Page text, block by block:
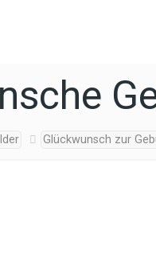
Glückwunsch zur